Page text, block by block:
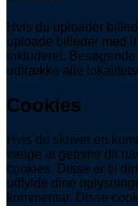
Hvis du uploader
uploade billeder med
inkluderet.
udtrække alle
Cookies
Hvis du skriver en
vælge at gemme dit
cookies. Disse er til
udfylde dine
kommentar. Disse